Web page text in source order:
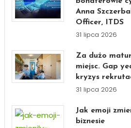
Anna
Officer, ITDS
31 lipca 2026
Za dużo
miejsc. Gap
kryzys
31 lipca 2026
Jak emoji
biznesie